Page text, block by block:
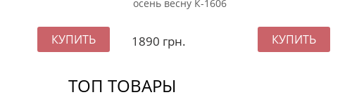
осень весну К-1606
1890 грн.
ТОП ТОВАРЫ